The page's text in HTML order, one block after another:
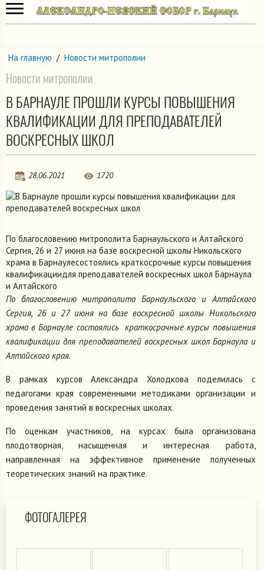
На главную / Новости митрополии
Новости митрополии
В БАРНАУЛЕ ПРОШЛИ КУРСЫ ПОВЫШЕНИЯ
КВАЛИФИКАЦИИ ДЛЯ ПРЕПОДАВАТЕЛЕЙ
ВОСКРЕСНЫХ ШКОЛ
28.06.2021 1720
По благословению митрополита Барнаульского и Алтайского
Сергия, 26 и 27 июня на базе воскресной школы Никольского
храма в Барнаулесостоялись краткосрочные курсы повышения
квалификациидля преподавателей воскресных школ Барнаула
и Алтайского
По благословению митрополита Барнаульского и Алтайского
Сергия, 26 и 27 июня на базе воскресной школы Никольского
храма в Барнауле состоялись краткосрочные курсы повышения
квалификации для преподавателей воскресных школ Барнаула и
Алтайского края.
В рамках курсов Александра Холодкова поделилась с
педагогами края современными методиками организации и
проведения занятий в воскресных школах.
По оценкам участников, на курсах была организована
плодотворная, насыщенная и интересная работа,
направленная на эффективное применение полученных
теоретических знаний на практике.
ФОТОГАЛЕРЕЯ